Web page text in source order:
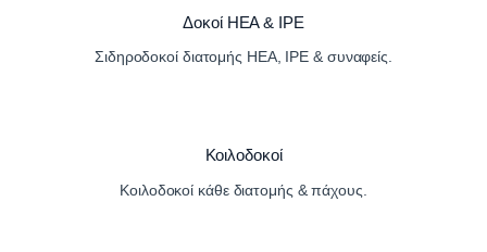
Δοκοί HEA & IPE
Σιδηροδοκοί διατομής HEA, IPE & συναφείς.
Κοιλοδοκοί
Κοιλοδοκοί κάθε διατομής & πάχους.